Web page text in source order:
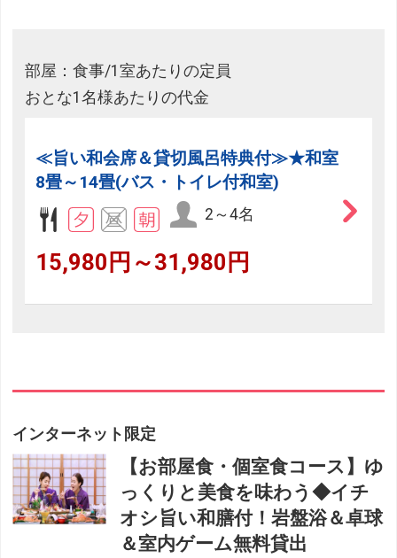
部屋：食事/1室あたりの定員
おとな1名様あたりの代金
≪旨い和会席＆貸切風呂特典付≫★和室
8畳～14畳(バス・トイレ付和室)
2～4名
15,980円～31,980円
インターネット限定
【お部屋食・個室食コース】ゆ
っくりと美食を味わう◆イチ
オシ旨い和膳付！岩盤浴＆卓球
＆室内ゲーム無料貸出